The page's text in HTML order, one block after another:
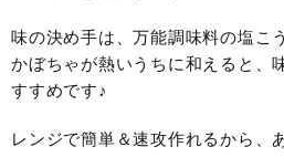
味の決め手は、万能調味料の塩こ
かぼちゃが熱いうちに和えると、
すすめです♪
レンジで簡単＆速攻作れるから